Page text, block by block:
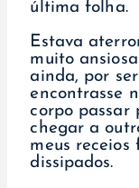
última folha.
Estava
muito
ainda, por
encontrasse
corpo passar
chegar a
meus
dissipados.